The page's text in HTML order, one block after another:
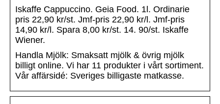
Iskaffe Cappuccino. Geia Food. 1l. Ordinarie
pris 22,90 kr/st. Jmf-pris 22,90 kr/l. Jmf-pris
14,90 kr/l. Spara 8,00 kr/st. 14. 90/st. Iskaffe
Wiener.
Handla Mjölk: Smaksatt mjölk & övrig mjölk
billigt online. Vi har 11 produkter i vårt sortiment.
Vår affärsidé: Sveriges billigaste matkasse.